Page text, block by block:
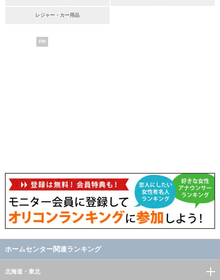
レジャー・カー用品
PR
ホームセンター関連ランキング
北海道・東北